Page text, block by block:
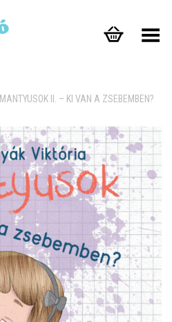
Toggle Menu
MANTYUSOK II. – KI VAN A ZSEBEMBEN?